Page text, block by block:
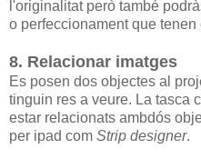
l'originalitat però també
o perfeccionament que tenen
8. Relacionar imatges
Es posen dos objectes al
tinguin res a veure. La tasca
estar relacionats ambdós
per ipad com Strip designer.